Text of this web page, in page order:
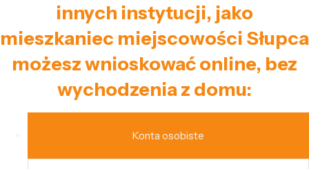
innych instytucji, jako
mieszkaniec miejscowości Słupca
możesz wnioskować online, bez
wychodzenia z domu:
Konta osobiste